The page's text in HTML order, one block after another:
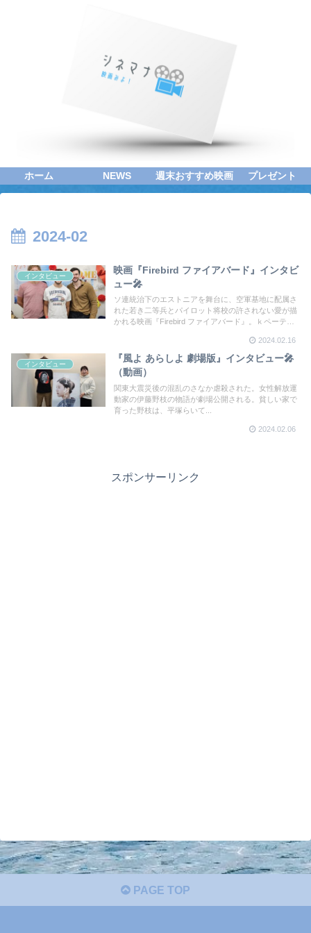
ホーム NEWS 週末おすすめ映画 プレゼント
2024-02
インタビュー
映画『Firebird ファイアバード』インタビ
ュー🎤
ソ連統治下のエストニアを舞台に、空軍基地に配属さ
れた若き二等兵とパイロット将校の許されない愛が描
かれる映画『Firebird ファイアバード』。ｋペーテ
グ・ザゴロドニーさんにお話を伺った。
2024.02.16
インタビュー
『風よ あらしよ 劇場版』インタビュー🎤
（動画）
関東大震災後の混乱のさなか虐殺された。女性解放運
動家の伊藤野枝の物語が劇場公開される。貧しい家で
育った野枝は、平塚らいて...
2024.02.06
スポンサーリンク
PAGE TOP